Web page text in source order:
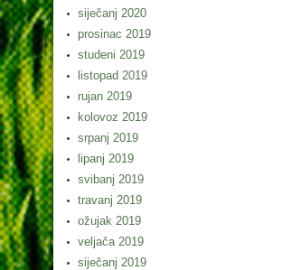
siječanj 2020
prosinac 2019
studeni 2019
listopad 2019
rujan 2019
kolovoz 2019
srpanj 2019
lipanj 2019
svibanj 2019
travanj 2019
ožujak 2019
veljača 2019
siječanj 2019